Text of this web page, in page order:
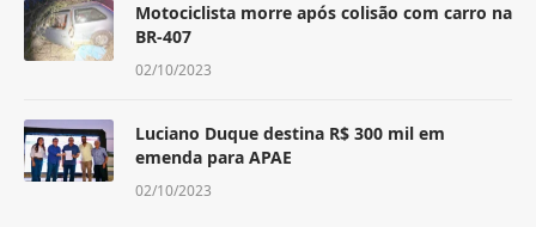
Motociclista morre após colisão com carro na
BR-407
02/10/2023
Luciano Duque destina R$ 300 mil em
emenda para APAE
02/10/2023